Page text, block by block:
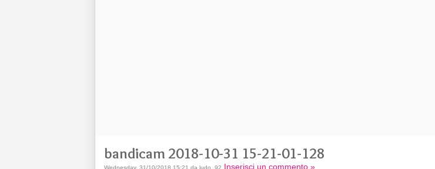
bandicam 2018-10-31 15-21-01-128
Wednesday, 31/10/2018 15:21 da ludo_92 Inserisci un commento »